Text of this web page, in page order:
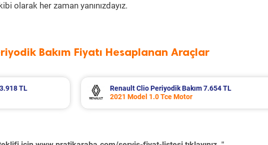
olarak her zaman yanınızdayız.
Bakım Fiyatı Hesaplanan Araçlar
7.654 TL
Mitsubishi L300 Periyodik Bakım 6.726 TL
2003 Model 2.5 Motor